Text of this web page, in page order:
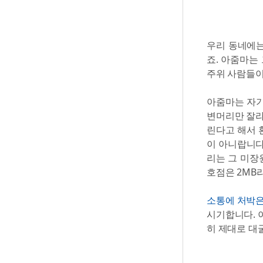
우리 동네에
죠. 아줌마는
주위 사람들
아줌마는 자
변머리만 잘
린다고 해서
이 아니랍니
리는 그 미장
호점은 2MB
소통에 처박
시기합니다.
히 제대로 대